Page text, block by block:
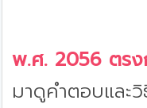
พ.ศ. 2056 ตรง
มาดูคำตอบและ